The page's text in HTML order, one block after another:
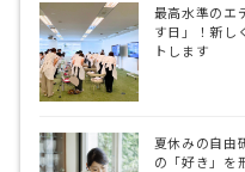
最高水準のエ
す日」！新し
トします
夏休みの自由
の「好き」を